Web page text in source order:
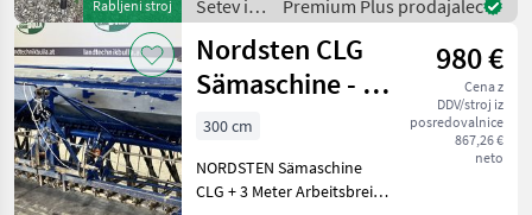
Rabljeni stroj
Exaktstriegl als Nachläufer
2
Setev in
nega /
John
Deere
Premium Plus prodajalec
Nordsten CLG
Sämaschine - 3
Meter
980 €
Cena z
DDV/stroj iz
posredovalnice
867,26 €
neto
300 cm
NORDSTEN Sämaschine
CLG + 3 Meter Arbeitsbreite